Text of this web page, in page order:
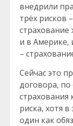
внедрили
трёх рисков
страхование
и в Америке,
–
Сейчас это
договора, по
страхования
риска, хотя
один как